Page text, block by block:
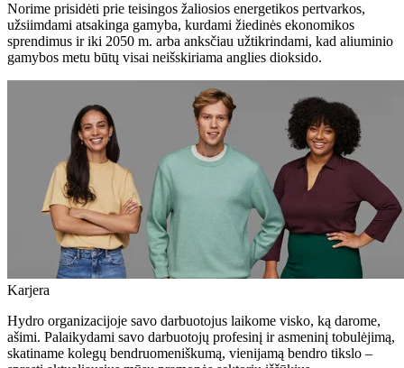
Norime prisidėti prie teisingos žaliosios energetikos pertvarkos,
užsiimdami atsakinga gamyba, kurdami žiedinės ekonomikos
sprendimus ir iki 2050 m. arba anksčiau užtikrindami, kad aliuminio
gamybos metu būtų visai neišskiriama anglies dioksido.
Karjera
Hydro organizacijoje savo darbuotojus laikome visko, ką darome,
ašimi. Palaikydami savo darbuotojų profesinį ir asmeninį tobulėjimą,
skatiname kolegų bendruomeniškumą, vienijamą bendro tikslo –